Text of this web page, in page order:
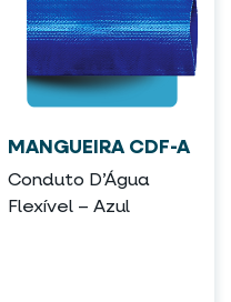
MANGUEIRA CDF-A
Conduto D’Água
Flexível – Azul